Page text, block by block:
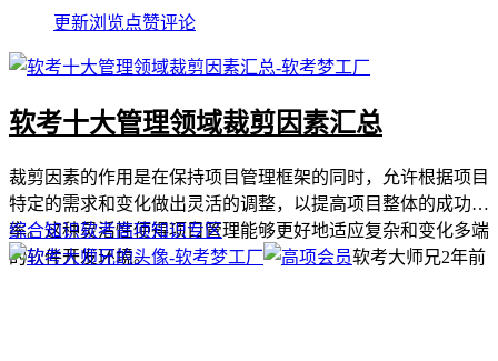
更新浏览点赞评论
软考十大管理领域裁剪因素汇总
裁剪因素的作用是在保持项目管理框架的同时，允许根据项目
特定的需求和变化做出灵活的调整，以提高项目整体的成功概
率。这种灵活性使得项目管理能够更好地适应复杂和变化多端
的软件开发环境。
综合知识软考高项知识专区
软考大师兄2年前